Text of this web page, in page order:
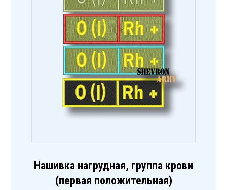
Нашивка нагрудная, группа крови
(первая положительная)